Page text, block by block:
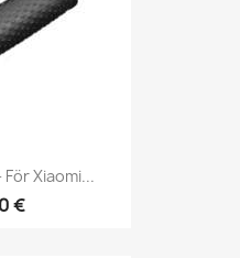
Xiaomi...
€